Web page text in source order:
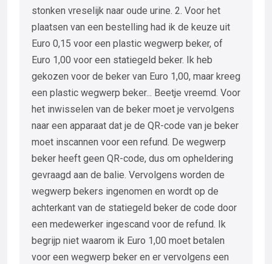
stonken vreselijk naar oude urine. 2. Voor het
plaatsen van een bestelling had ik de keuze uit
Euro 0,15 voor een plastic wegwerp beker, of
Euro 1,00 voor een statiegeld beker. Ik heb
gekozen voor de beker van Euro 1,00, maar kreeg
een plastic wegwerp beker... Beetje vreemd. Voor
het inwisselen van de beker moet je vervolgens
naar een apparaat dat je de QR-code van je beker
moet inscannen voor een refund. De wegwerp
beker heeft geen QR-code, dus om opheldering
gevraagd aan de balie. Vervolgens worden de
wegwerp bekers ingenomen en wordt op de
achterkant van de statiegeld beker de code door
een medewerker ingescand voor de refund. Ik
begrijp niet waarom ik Euro 1,00 moet betalen
voor een wegwerp beker en er vervolgens een